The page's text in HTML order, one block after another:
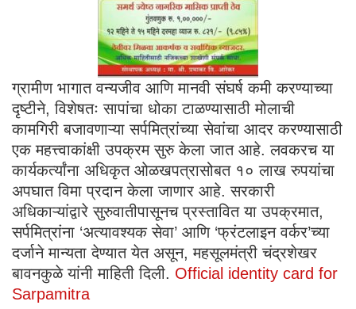
ग्रामीण भागात वन्यजीव आणि मानवी संघर्ष कमी करण्याच्या
दृष्टीने, विशेषतः सापांचा धोका टाळण्यासाठी मोलाची
कामगिरी बजावणाऱ्या सर्पमित्रांच्या सेवांचा आदर करण्यासाठी
एक महत्त्वाकांक्षी उपक्रम सुरु केला जात आहे. लवकरच या
कार्यकर्त्यांना अधिकृत ओळखपत्रासोबत १० लाख रुपयांचा
अपघात विमा प्रदान केला जाणार आहे. सरकारी
अधिकाऱ्यांद्वारे सुरुवातीपासूनच प्रस्तावित या उपक्रमात,
सर्पमित्रांना ‘अत्यावश्यक सेवा’ आणि ‘फ्रंटलाइन वर्कर’च्या
दर्जाने मान्यता देण्यात येत असून, महसूलमंत्री चंद्रशेखर
बावनकुळे यांनी माहिती दिली. Official identity card for
Sarpamitra